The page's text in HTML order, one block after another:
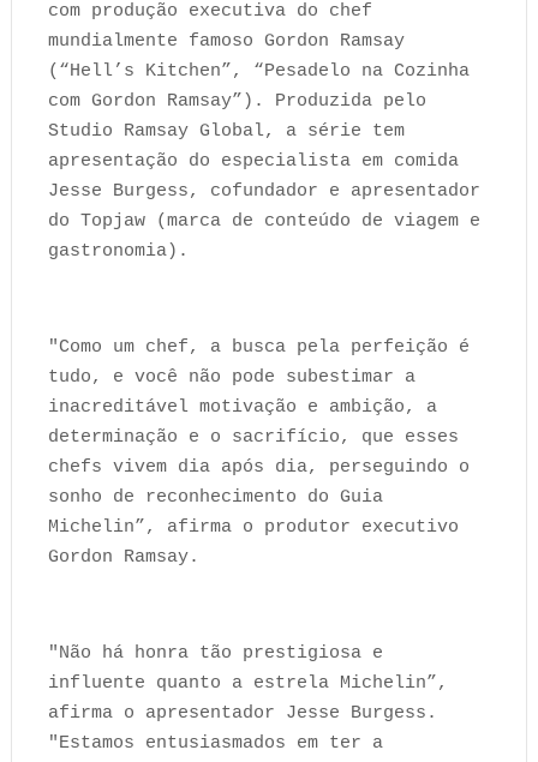
com produção executiva do chef
mundialmente famoso Gordon Ramsay
(“Hell’s Kitchen”, “Pesadelo na Cozinha
com Gordon Ramsay”). Produzida pelo
Studio Ramsay Global, a série tem
apresentação do especialista em comida
Jesse Burgess, cofundador e apresentador
do Topjaw (marca de conteúdo de viagem e
gastronomia).
"Como um chef, a busca pela perfeição é
tudo, e você não pode subestimar a
inacreditável motivação e ambição, a
determinação e o sacrifício, que esses
chefs vivem dia após dia, perseguindo o
sonho de reconhecimento do Guia
Michelin”, afirma o produtor executivo
Gordon Ramsay.
"Não há honra tão prestigiosa e
influente quanto a estrela Michelin”,
afirma o apresentador Jesse Burgess.
"Estamos entusiasmados em ter a